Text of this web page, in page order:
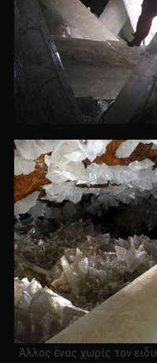
Άλλος ένας χωρίς τον